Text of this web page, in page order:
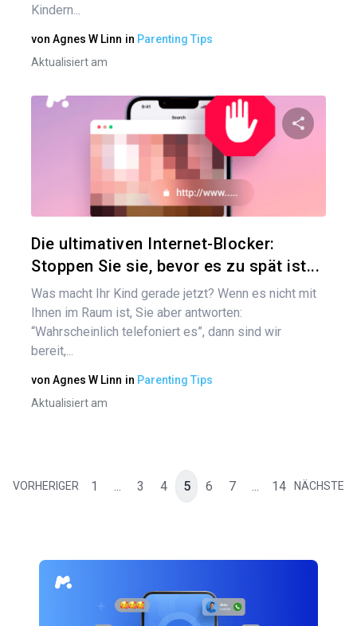
Kindern...
von Agnes W Linn in Parenting Tips
Aktualisiert am
Die ultimativen Internet-Blocker:
Stoppen Sie sie, bevor es zu spät ist...
Was macht Ihr Kind gerade jetzt? Wenn es nicht mit
Ihnen im Raum ist, Sie aber antworten:
“Wahrscheinlich telefoniert es”, dann sind wir
bereit,...
von Agnes W Linn in Parenting Tips
Aktualisiert am
VORHERIGER 1 ... 3 4 5 6 7 ... 14 NÄCHSTE